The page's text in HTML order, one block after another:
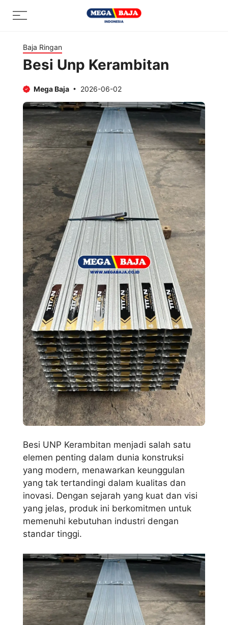
Menu
Baja Ringan
Besi Unp Kerambitan
Mega Baja 2026-06-02
Besi UNP Kerambitan menjadi salah satu
elemen penting dalam dunia konstruksi
yang modern, menawarkan keunggulan
yang tak tertandingi dalam kualitas dan
inovasi. Dengan sejarah yang kuat dan visi
yang jelas, produk ini berkomitmen untuk
memenuhi kebutuhan industri dengan
standar tinggi.